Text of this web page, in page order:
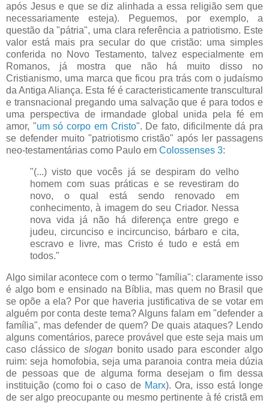
após Jesus e que se diz alinhada a essa religião sem que
necessariamente esteja). Peguemos, por exemplo, a
questão da "pátria", uma clara referência a patriotismo. Este
valor está mais pra secular do que cristão: uma simples
conferida no Novo Testamento, talvez especialmente em
Romanos, já mostra que não há muito disso no
Cristianismo, uma marca que ficou pra trás com o judaísmo
da Antiga Aliança. Esta fé é caracteristicamente transcultural
e transnacional pregando uma salvação que é para todos e
uma perspectiva de irmandade global unida pela fé em
amor, "um só corpo em Cristo". De fato, dificilmente dá pra
se defender muito "patriotismo cristão" após ler passagens
neo-testamentárias como Paulo em Colossenses 3:
"(...) visto que vocês já se despiram do velho
homem com suas práticas e se revestiram do
novo, o qual está sendo renovado em
conhecimento, à imagem do seu Criador. Nessa
nova vida já não há diferença entre grego e
judeu, circunciso e incircunciso, bárbaro e cita,
escravo e livre, mas Cristo é tudo e está em
todos."
Algo similar acontece com o termo "família": claramente isso
é algo bom e ensinado na Bíblia, mas quem no Brasil que
se opõe a ela? Por que haveria justificativa de se votar em
alguém por conta deste tema? Alguns falam em "defender a
família", mas defender de quem? De quais ataques? Lendo
alguns comentários, parece provável que este seja mais um
caso clássico de slogan bonito usado para esconder algo
ruim: seja homofobia, seja uma paranoia contra meia dúzia
de pessoas que de alguma forma desejam o fim dessa
instituição (como foi o caso de Marx). Ora, isso está longe
de ser algo preocupante ou mesmo pertinente à fé cristã em